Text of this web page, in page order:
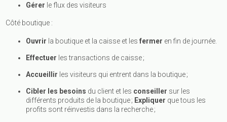
Gérer le flux des visiteurs
Côté boutique :
Ouvrir la boutique et la caisse et lesfermer en fin de journée.
Effectuer les transactions de caisse ;
Accueillir les visiteurs qui entrent dans la boutique ;
Cibler les besoins du client et les conseiller sur les
différents produits de la boutique ; Expliquer que tous les
profits sont réinvestis dans la recherche ;